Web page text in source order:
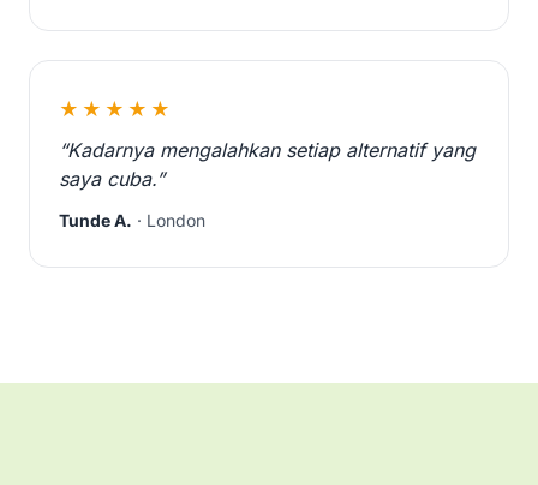
★★★★★
“Kadarnya mengalahkan setiap alternatif yang
saya cuba.”
Tunde A. · London